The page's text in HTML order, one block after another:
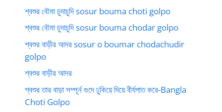
শ্বশুর বৌমা চুদাচুদি sosur bouma choti golpo
শ্বশুর বৌমা চুদাচুদি sosur bouma chodar golpo
শ্বশুর বাড়ীর আদর sosur o boumar chodachudir
golpo
শ্বশুর বাড়ীর আদর
শ্বশুর তার বাড়া সম্পূর্ন গুদে ঢুকিয়ে দিয়ে বীর্যপাত করে-Bangla
Choti Golpo